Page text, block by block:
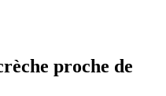
proche de